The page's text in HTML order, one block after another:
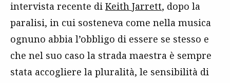
intervista recente di Keith Jarrett, dopo la
paralisi, in cui sosteneva come nella musica
ognuno abbia l’obbligo di essere se stesso e
che nel suo caso la strada maestra è sempre
stata accogliere la pluralità, le sensibilità di